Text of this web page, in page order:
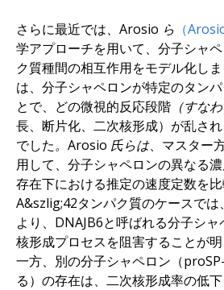
さらに最近では、Arosio ら （
学アプローチを用いて、分子シャ
ク質種間の相互作用をモデル化し
は、分子シャペロンが特定のタン
とで、どの微視的反応段階 （すなわ
長、断片化、二次核形成）が乱さ
でした。Arosio 氏らは、マスター
用して、分子シャペロンの異なる
存在下における推定の速度定数を比
A&szlig;42タンパク質のケースで
より、DNAJB6と呼ばれる分子シ
核形成プロセスを阻害することが明
一方、別の分子シャペロン（
る）の存在は、二次核形成率の低下